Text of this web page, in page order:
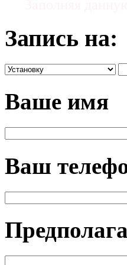
Запись на:
Ваше имя
Ваш